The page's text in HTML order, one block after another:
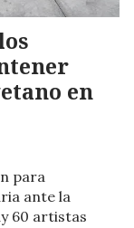
en
para
ante la
60 artistas